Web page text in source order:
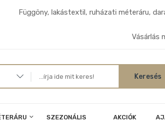
Függöny, lakástextil, ruházati méteráru,
Vásárlás
SZEZONÁLIS AKCIÓK